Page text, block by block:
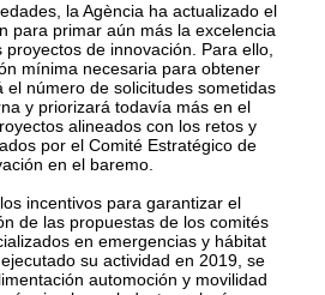
la Agència ha actualizado el
para primar aún más la excelencia
proyectos de innovación. Para ello,
mínima necesaria para obtener
el número de solicitudes sometidas
y priorizará todavía más en el
alineados con los retos y
por el Comité Estratégico de
en el baremo.
incentivos para garantizar el
de las propuestas de los comités
en emergencias y hábitat
su actividad en 2019, se
automoción y movilidad